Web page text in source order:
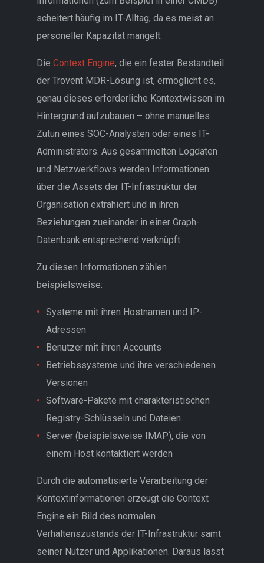
scheitert häufig im IT-Alltag, da es meist an
personeller Kapazität mangelt.
Die Context Engine, die ein fester Bestandteil
der Trovent MDR-Lösung ist, ermöglicht es,
genau dieses erforderliche Kontextwissen im
Hintergrund aufzubauen – ohne manuelles
Zutun eines SOC-Analysten oder eines IT-
Administrators. Aus gesammelten Logdaten
und Netzwerkflows werden Informationen
über die Assets der IT-Infrastruktur der
Organisation extrahiert und in ihren
Beziehungen zueinander in einer Graph-
Datenbank entsprechend verknüpft.
Zu diesen Informationen zählen
beispielsweise:
Systeme mit ihren Hostnamen und IP-
Adressen
Benutzer mit ihren Accounts
Betriebssysteme und ihre verschiedenen
Versionen
Software-Pakete mit charakteristischen
Registry-Schlüsseln und Dateien
Server (beispielsweise IMAP), die von
einem Host kontaktiert werden
Durch die automatisierte Verarbeitung der
Kontextinformationen erzeugt die Context
Engine ein Bild des normalen
Verhaltenszustands der IT-Infrastruktur samt
seiner Nutzer und Applikationen. Daraus lässt